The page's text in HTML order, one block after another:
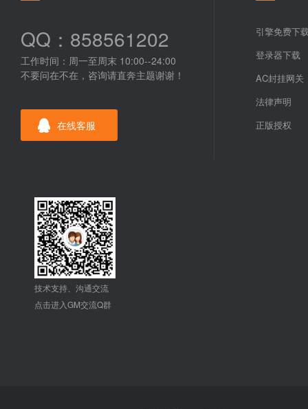
QQ：858561202
工作时间：周一至周末 10:00--24:00
不要问在不在，咨询请直奔主题谢谢！
在线客服
引擎免费下
登录器下载
AC封挂网关
法律声明
正版授权
技术支持、沟通交流
点击进入GM交流Q群